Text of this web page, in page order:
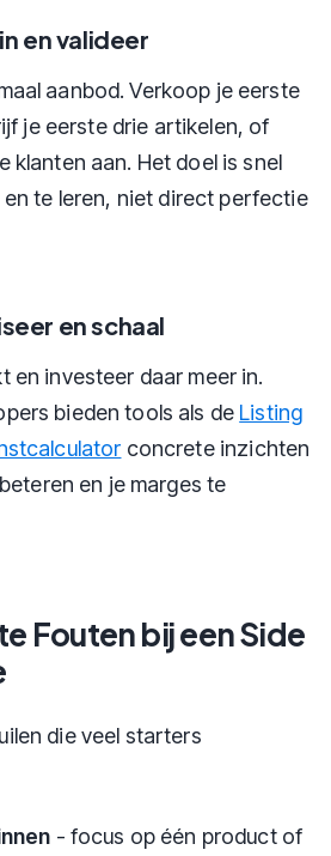
en valideer
aanbod. Verkoop je eerste
je eerste drie artikelen, of
klanten aan. Het doel is snel
te leren, niet direct perfectie
en schaal
en investeer daar meer in.
bieden tools als de Listing
concrete inzichten
en je marges te
Fouten bij een Side
die veel starters
- focus op één product of